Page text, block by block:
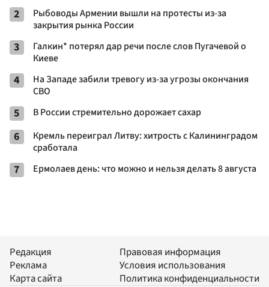
2
Рыбоводы Армении вышли на протесты из-за
закрытия рынка России
3
Галкин* потерял дар речи после слов Пугачевой о
Киеве
4
На Западе забили тревогу из-за угрозы окончания
СВО
5 В России стремительно дорожает сахар
6
Кремль переиграл Литву: хитрость с Калининградом
сработала
7 Ермолаев день: что можно и нельзя делать 8 августа
Редакция
Реклама
Карта сайта
Правовая информация
Условия использования
Политика конфиденциальности